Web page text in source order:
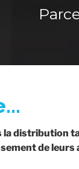
la
de